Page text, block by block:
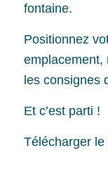
fontaine.
Positionnez
emplacement,
les consignes
Et c’est parti !
Télécharger le